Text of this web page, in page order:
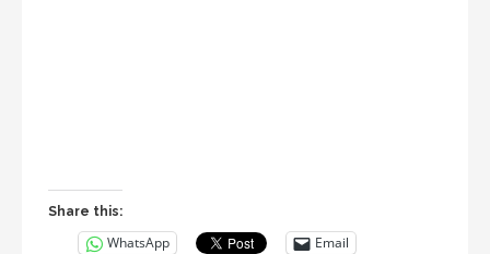
Share this:
WhatsApp Email